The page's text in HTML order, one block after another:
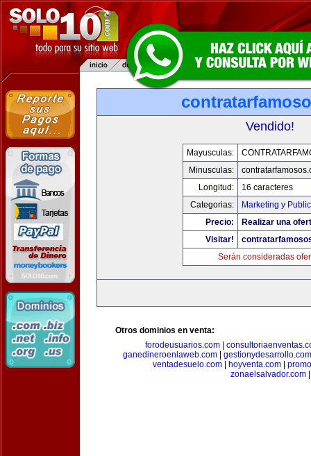
Vendido!
Mayusculas:
Minusculas:
Longitud:
16 caracteres
Categorias:
Marketing y
Precio:
Realizar una
Visitar!
Serán consideradas
Otros dominios en venta:
forodeusuarios.com
ganedineroenlaweb.com
gestionydesarrollo.com
ventadesuelo.com
hoyventa.com
zonaelsalvador.com|